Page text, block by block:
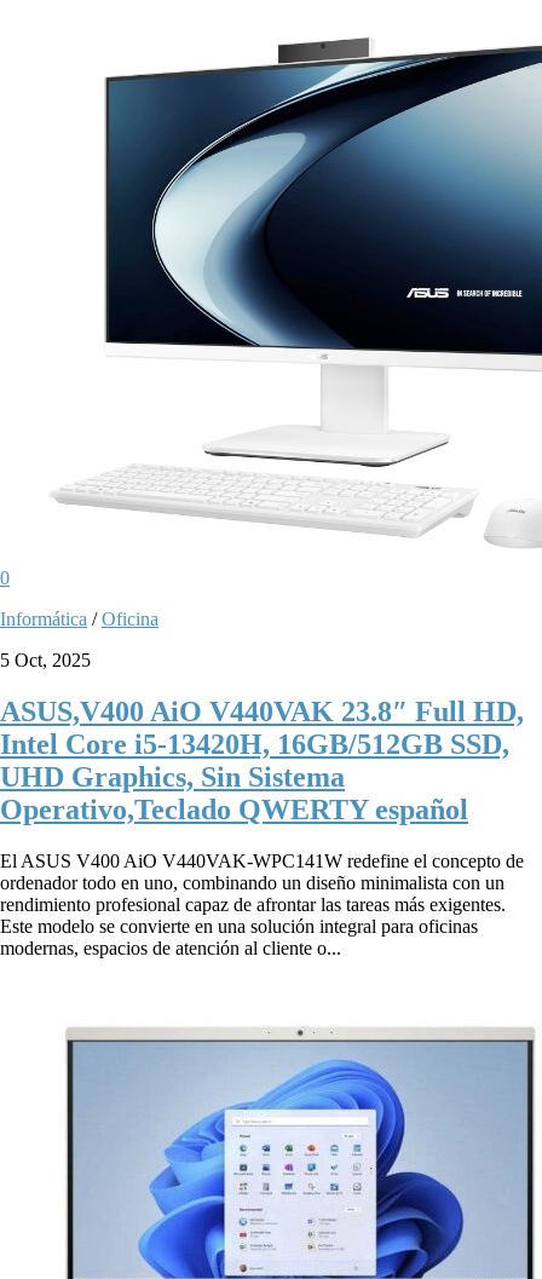
0
Informática /Oficina
5 Oct, 2025
ASUS,V400 AiO V440VAK 23.8″ Full HD,
Intel Core i5-13420H, 16GB/512GB SSD,
UHD Graphics, Sin Sistema
Operativo,Teclado QWERTY español
El ASUS V400 AiO V440VAK-WPC141W redefine el concepto de
ordenador todo en uno, combinando un diseño minimalista con un
rendimiento profesional capaz de afrontar las tareas más exigentes.
Este modelo se convierte en una solución integral para oficinas
modernas, espacios de atención al cliente o...